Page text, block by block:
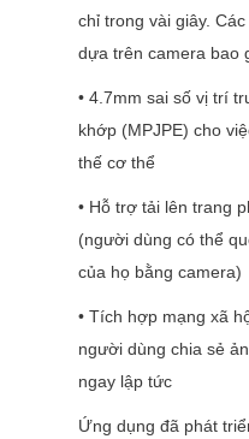
chỉ trong vài giây.
dựa trên camera bao
• 4.7mm sai số vị trí
khớp (MPJPE) cho
thế cơ thể
• Hỗ trợ tải lên trang
(người dùng có thể
của họ bằng camera)
• Tích hợp mạng xã
người dùng chia sẻ
ngay lập tức
Ứng dụng đã phát